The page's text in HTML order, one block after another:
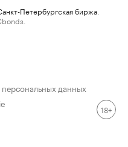
Петербургская биржа
данных
18+